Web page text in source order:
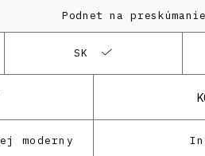
Podnet na preskúmanie
SK
moderny